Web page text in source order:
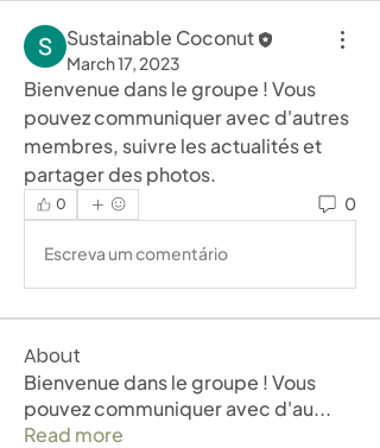
Sustainable Coconut
March 17, 2023
Bienvenue dans le groupe ! Vous
pouvez communiquer avec d'autres
membres, suivre les actualités et
partager des photos.
0 0
Escreva um comentário
About
Bienvenue dans le groupe ! Vous
pouvez communiquer avec d'au...
Read more